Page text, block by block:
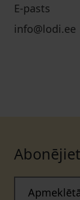
E-pasts
info@lodi.ee